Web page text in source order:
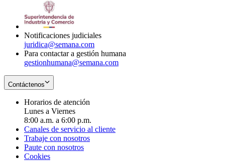
Notificaciones judiciales
juridica@semana.com
Para contactar a gestión humana
gestionhumana@semana.com
Contáctenos
Horarios de atención
Lunes a Viernes
8:00 a.m. a 6:00 p.m.
Canales de servicio al cliente
Trabaje con nosotros
Paute con nosotros
Cookies